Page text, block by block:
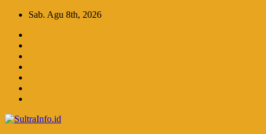
Skip
content
Sab. Agu 8th, 2026